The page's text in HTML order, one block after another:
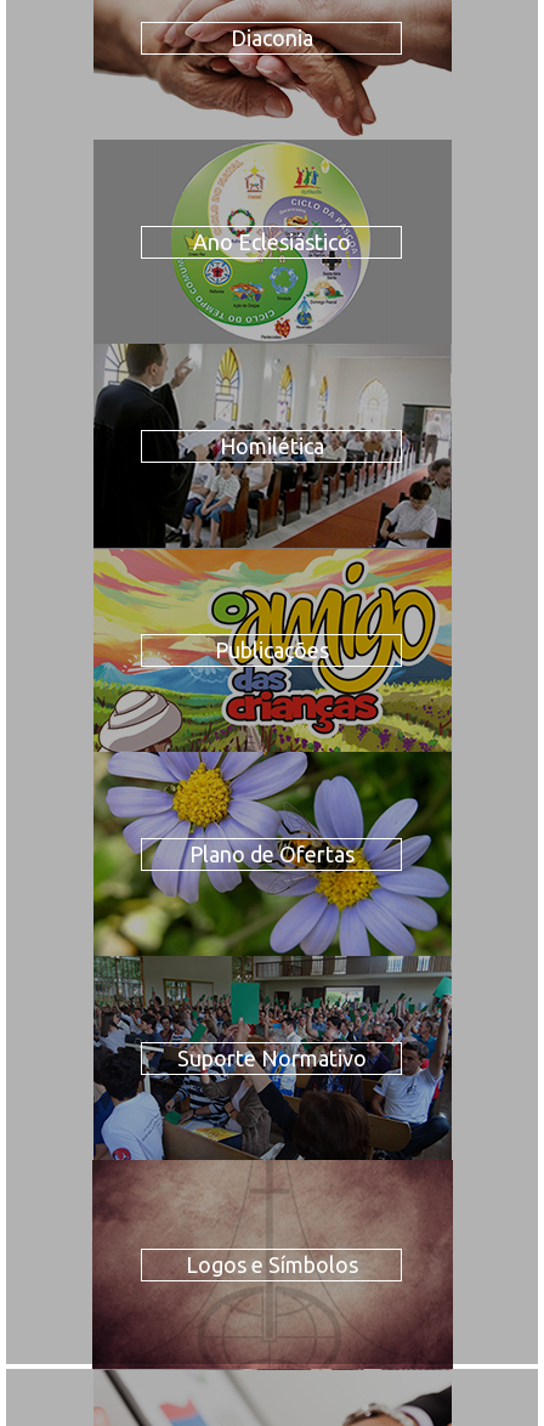
Diaconia
Ano Eclesiástico
Homilética
Publicações
Plano de Ofertas
Suporte Normativo
Logos e Símbolos